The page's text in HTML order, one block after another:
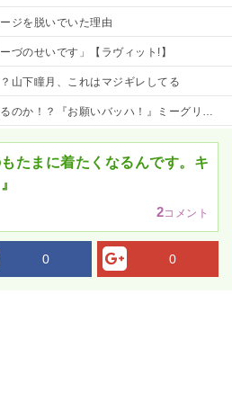
ジを脱いでいた理由
づのせいです」【ラヴィット!】
山下瞳月、これはマジギレしてる
！？『お願いバッハ！』ミーグリ日程がこちら
たまに着たくなるんです。キ
2コメント
0 0